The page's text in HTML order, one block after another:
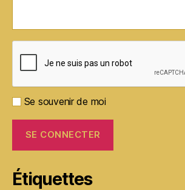
Se souvenir de moi
Étiquettes